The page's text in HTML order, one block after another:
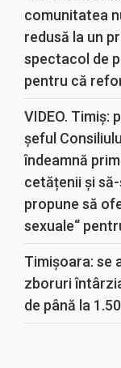
comunitatea
redusă la un
spectacol de
pentru că
VIDEO. Timiș:
șeful
îndeamnă
cetățenii și
propune să
sexuale“
Timișoara: se
zboruri
de până la